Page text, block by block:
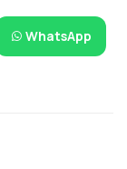
WhatsApp